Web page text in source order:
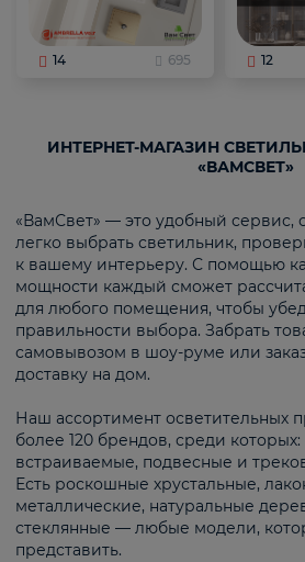
14 695 12
ИНТЕРНЕТ-МАГАЗИН
«ВАМСВЕТ»
«ВамСвет» — это удобный сервис,
легко выбрать светильник,
к вашему интерьеру. С помощью
мощности каждый сможет
для любого помещения, чтобы
правильности выбора. Забрать
самовывозом в шоу-руме или
доставку на дом.
Наш ассортимент осветительных
более 120 брендов, среди
встраиваемые, подвесные и
Есть роскошные хрустальные,
металлические, натуральные
стеклянные — любые модели,
представить.